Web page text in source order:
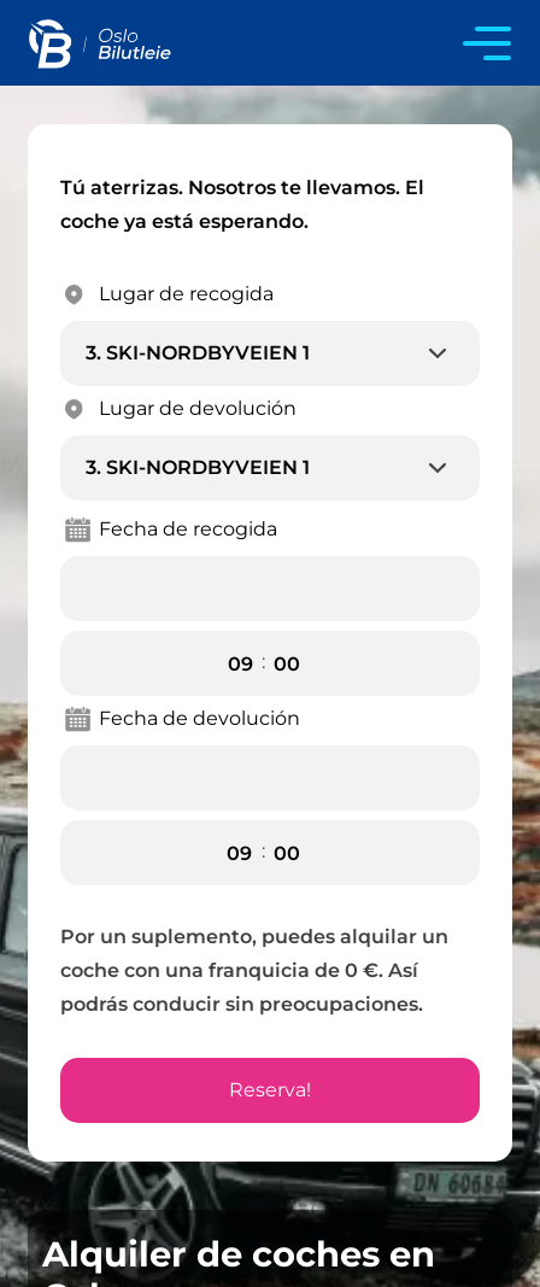
Tú aterrizas. Nosotros te llevamos. El
coche ya está esperando.
Lugar de recogida
Lugar de devolución
Fecha de recogida
:
Fecha de devolución
:
Por un suplemento, puedes alquilar un
coche con una franquicia de 0 €. Así
podrás conducir sin preocupaciones.
Reserva!
Alquiler de coches en